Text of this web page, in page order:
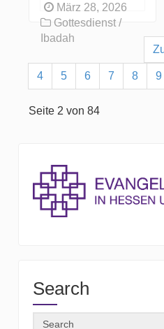
März 28, 2026
Gottesdienst /
Ibadah
4 5 6 7 8 9
Seite 2 von 84
Search